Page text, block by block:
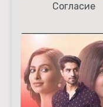
Согласие